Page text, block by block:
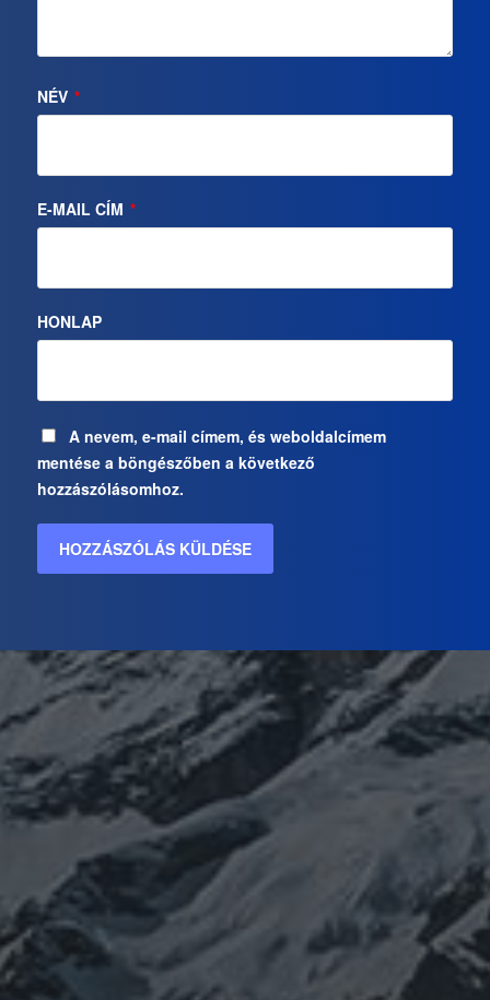
NÉV *
E-MAIL CÍM *
HONLAP
A nevem, e-mail címem, és weboldalcímem
mentése a böngészőben a következő
hozzászólásomhoz.